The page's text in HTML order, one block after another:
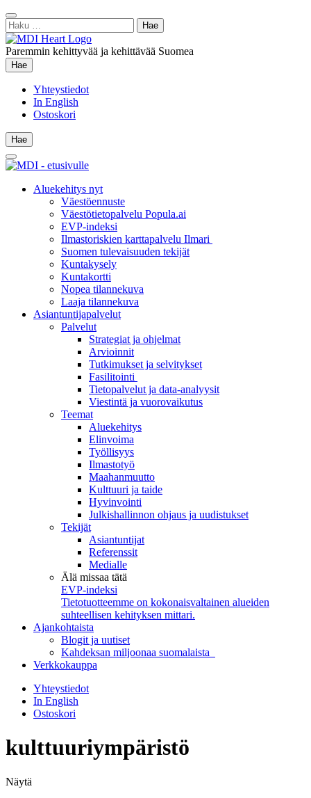
Siirry
sisältöön
Sulje
hae
Haku:
Paremmin kehittyvää ja kehittävää Suomea
Hae
Hae
Yhteystiedot
In English
Ostoskori
Hae
Hae
Main
Menu
Aluekehitys nyt
Väestöennuste
Väestötietopalvelu Popula.ai
EVP-indeksi
Ilmastoriskien karttapalvelu Ilmari
Suomen tulevaisuuden tekijät
Kuntakysely
Kuntakortti
Nopea tilannekuva
Laaja tilannekuva
Asiantuntijapalvelut
Palvelut
Strategiat ja ohjelmat
Arvioinnit
Tutkimukset ja selvitykset
Fasilitointi
Tietopalvelut ja data-analyysit
Viestintä ja vuorovaikutus
Teemat
Aluekehitys
Elinvoima
Työllisyys
Ilmastotyö
Maahanmuutto
Kulttuuri ja taide
Hyvinvointi
Julkishallinnon ohjaus ja uudistukset
Tekijät
Asiantuntijat
Referenssit
Medialle
Älä missaa tätä
EVP-indeksi
Tietotuotteemme on kokonaisvaltainen alueiden
suhteellisen kehityksen mittari.
Ajankohtaista
Blogit ja uutiset
Kahdeksan miljoonaa suomalaista
Verkkokauppa
Yhteystiedot
In English
Ostoskori
kulttuuriympäristö
Näytä